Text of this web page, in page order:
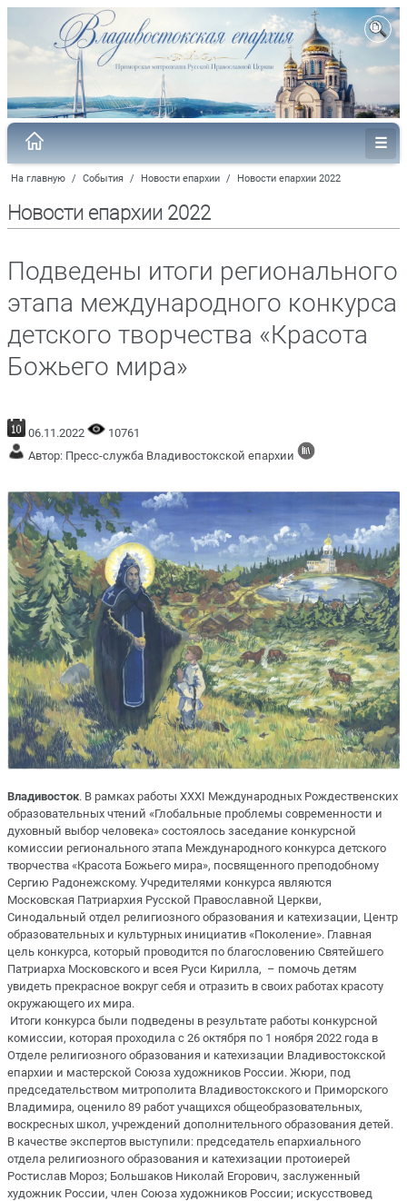
На главную / События / Новости епархии / Новости епархии 2022
Новости епархии 2022
Подведены итоги регионального
этапа международного конкурса
детского творчества «Красота
Божьего мира»
06.11.2022
10761
Автор: Пресс-служба Владивостокской епархии
Владивосток. В рамках работы XXXI Международных Рождественских
образовательных чтений «Глобальные проблемы современности и
духовный выбор человека» состоялось заседание конкурсной
комиссии регионального этапа Международного конкурса детского
творчества «Красота Божьего мира», посвященного преподобному
Сергию Радонежскому. Учредителями конкурса являются
Московская Патриархия Русской Православной Церкви,
Синодальный отдел религиозного образования и катехизации, Центр
образовательных и культурных инициатив «Поколение». Главная
цель конкурса, который проводится по благословению Святейшего
Патриарха Московского и всея Руси Кирилла, – помочь детям
увидеть прекрасное вокруг себя и отразить в своих работах красоту
окружающего их мира.
Итоги конкурса были подведены в результате работы конкурсной
комиссии, которая проходила с 26 октября по 1 ноября 2022 года в
Отделе религиозного образования и катехизации Владивостокской
епархии и мастерской Союза художников России. Жюри, под
председательством митрополита Владивостокского и Приморского
Владимира, оценило 89 работ учащихся общеобразовательных,
воскресных школ, учреждений дополнительного образования детей.
В качестве экспертов выступили: председатель епархиального
отдела религиозного образования и катехизации протоиерей
Ростислав Мороз; Большаков Николай Егорович, заслуженный
художник России, член Союза художников России; искусствовед